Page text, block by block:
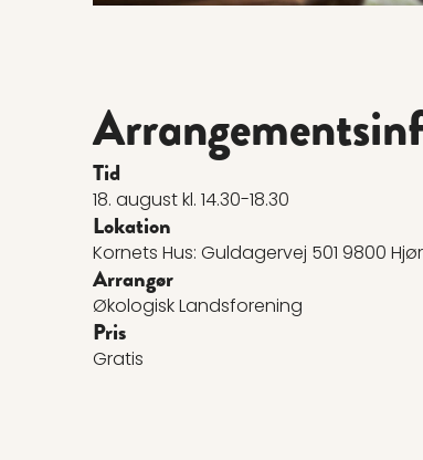
Tid
18. august kl. 14.30-18.30
Lokation
Kornets Hus: Guldagervej 501 9800
Arrangør
Økologisk Landsforening
Pris
Gratis